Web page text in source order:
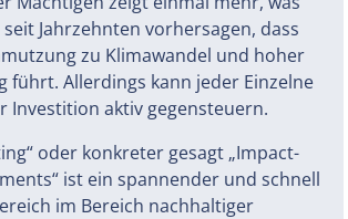
Jahrzehnten vorhersagen, dass
zu Klimawandel und hoher
führt. Allerdings kann jeder Einzelne
Investition aktiv gegensteuern.
oder konkreter gesagt „Impact-
ist ein spannender und schnell
im Bereich nachhaltiger